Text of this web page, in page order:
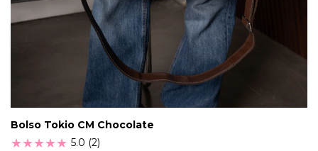
Bolso Tokio CM Chocolate
★★★★★ 5.0 (2)